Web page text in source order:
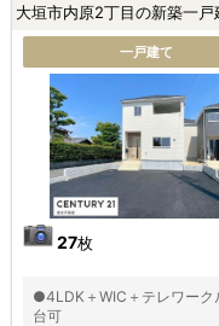
大垣市内原2丁目の新築一戸
一戸建て
27枚
●4LDK＋WIC＋テレワー
台可